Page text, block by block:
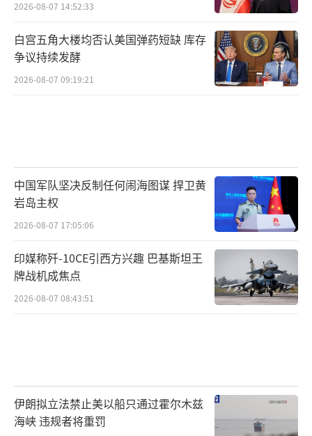
2026-08-07 14:52:33
白宫五角大楼均否认美国弹药短缺 库存
争议持续发酵
2026-08-07 09:19:21
中国军队坚决反制任何闹海图谋 捍卫黄
岩岛主权
2026-08-07 17:05:06
印媒称歼-10CE引西方兴趣 巴基斯坦王
牌战机成焦点
2026-08-07 08:43:51
伊朗拟立法禁止美以船只通过霍尔木兹
海峡 违规者将重罚